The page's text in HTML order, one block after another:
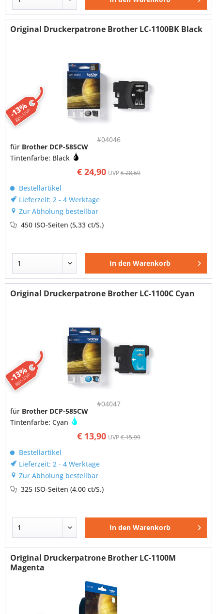
-13%
ggü. UVP
Original Druckerpatrone Brother LC-1100BK Black
#04046
€ 24,90 UVP€ 28,69
für Brother DCP-585CW
Tintenfarbe: Black
Bestellartikel
Lieferzeit: 2 - 4 Werktage
Zur Abholung bestellbar
450 ISO-Seiten(5,33 ct/S.)
In den Warenkorb
-13%
ggü. UVP
Original Druckerpatrone Brother LC-1100C Cyan
#04047
€ 13,90 UVP€ 15,99
für Brother DCP-585CW
Tintenfarbe: Cyan
Bestellartikel
Lieferzeit: 2 - 4 Werktage
Zur Abholung bestellbar
325 ISO-Seiten(4,00 ct/S.)
In den Warenkorb
Original Druckerpatrone Brother LC-1100M
Magenta